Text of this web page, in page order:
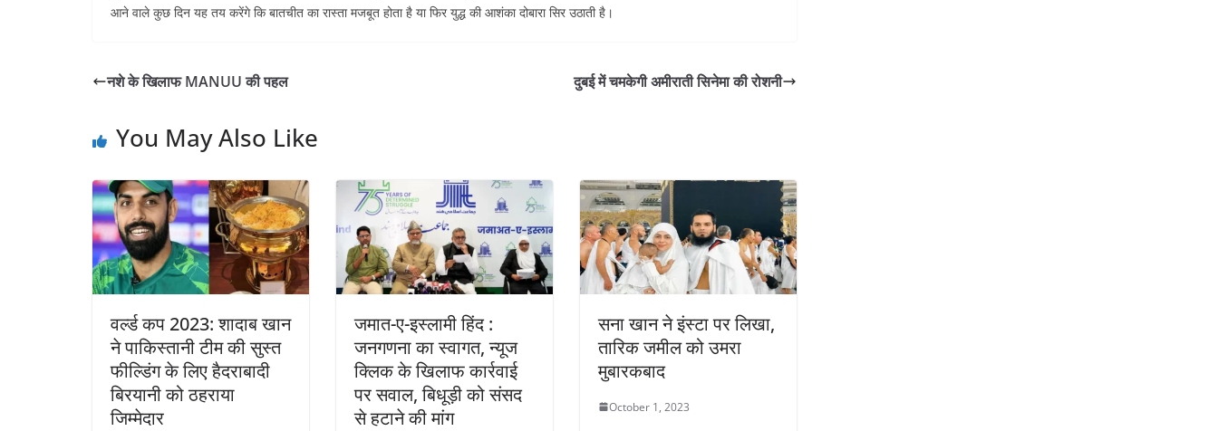
आने वाले कुछ दिन यह तय करेंगे कि बातचीत का रास्ता मजबूत होता है या फिर युद्ध की आशंका दोबारा सिर उठाती है।
नशे के खिलाफ MANUU की पहल दुबई में चमकेगी अमीराती सिनेमा की रोशनी
You May Also Like
वर्ल्ड कप 2023: शादाब खान
ने पाकिस्तानी टीम की सुस्त
फील्डिंग के लिए हैदराबादी
बिरयानी को ठहराया
जिम्मेदार
जमात-ए-इस्लामी हिंद :
जनगणना का स्वागत, न्यूज
क्लिक के खिलाफ कार्रवाई
पर सवाल, बिधूड़ी को संसद
से हटाने की मांग
सना खान ने इंस्टा पर लिखा,
तारिक जमील को उमरा
मुबारकबाद
October 1, 2023